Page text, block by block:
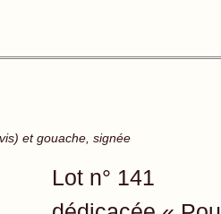
et gouache, signée
Lot n° 141